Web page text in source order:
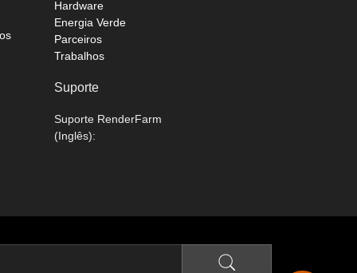
Hardware
Energia Verde
Parceiros
Trabalhos
Suporte
Suporte RenderFarm
(Inglês):